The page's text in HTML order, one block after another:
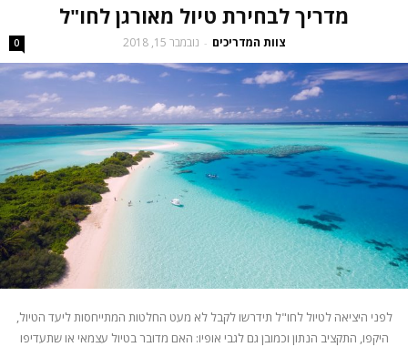
מדריך לבחירת טיול מאורגן לחו"ל
צוות המדריכים - נובמבר 15, 2018 0
לפני היציאה לטיול לחו"ל תידרשו לקבל לא מעט החלטות המתייחסות ליעד הטיול,
היקפו, התקציב הנתון וכמובן גם לגבי אופיו: האם מדובר בטיול עצמאי או שתעדיפו